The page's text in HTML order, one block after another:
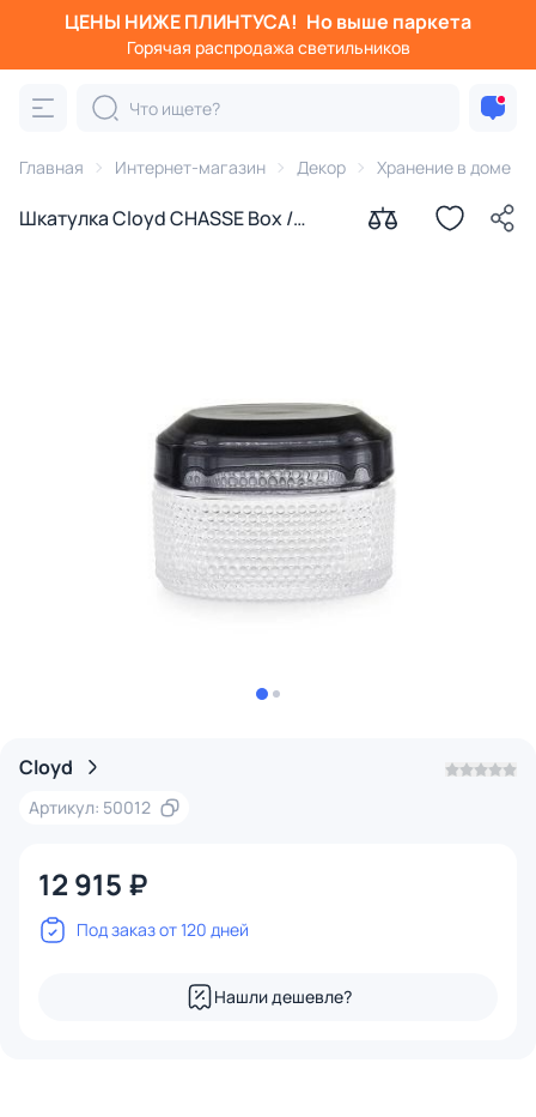
ЦЕНЫ НИЖЕ ПЛИНТУСА! Но выше паркета
Горячая распродажа светильников
Главная Интернет-магазин Декор Хранение в доме
Шкатулка Cloyd CHASSE Box /
Cloyd
Артикул: 50012
12 915 ₽
Под заказ от 120 дней
Нашли дешевле?